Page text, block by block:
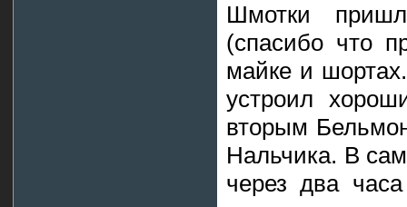
Шмотки
(спасибо что
майке и
устроил
вторым
Нальчика. В
через два